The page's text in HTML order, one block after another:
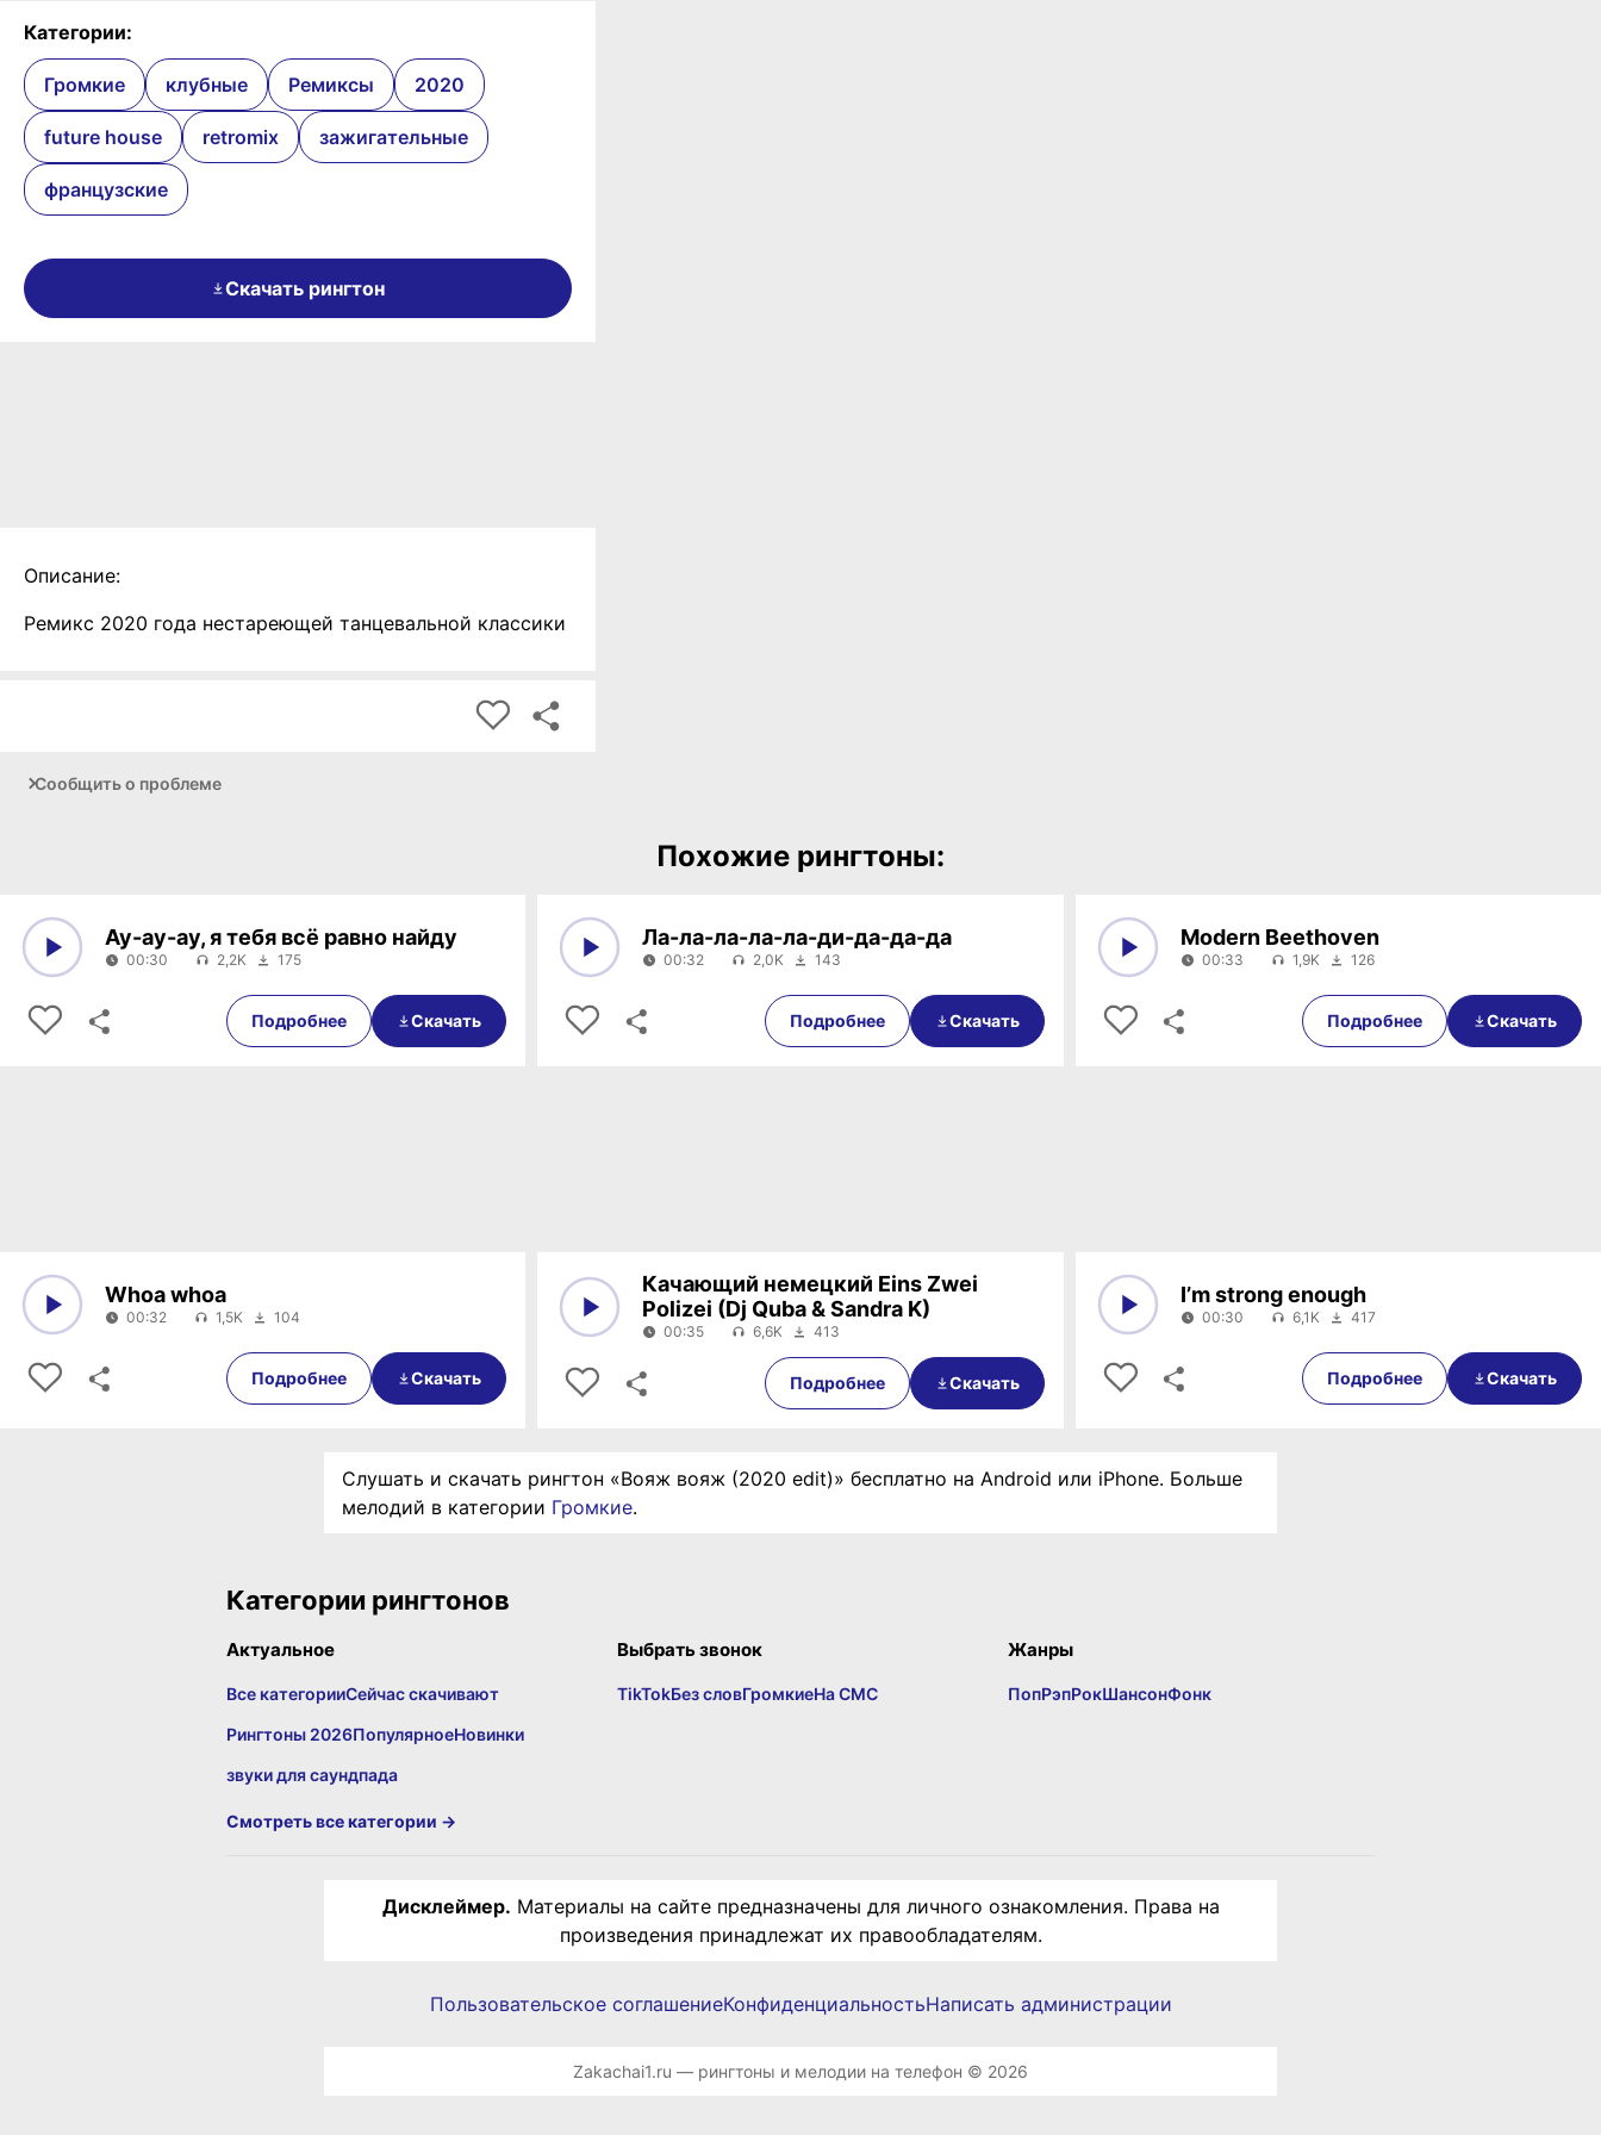
Категории:
Громкие клубные Ремиксы 2020
future house retromix зажигательные
французские
Скачать рингтон
Описание:
Ремикс 2020 года нестареющей танцевальной классики
Сообщить о проблеме
Похожие рингтоны:
00:30
Ау-ау-ау, я тебя всё равно найду
00:30 2,2K 175
Подробнее Скачать
00:32
Ла-ла-ла-ла-ла-ди-да-да-да
00:32 2,0K 143
Подробнее Скачать
00:33
Modern Beethoven
00:33 1,9K 126
Подробнее Скачать
00:32
Whoa whoa
00:32 1,5K 104
Подробнее Скачать
00:35
Качающий немецкий Eins Zwei
Polizei (Dj Quba & Sandra K)
00:35 6,6K 413
Подробнее Скачать
00:30
I’m strong enough
00:30 6,1K 417
Подробнее Скачать
Слушать и скачать рингтон «Вояж вояж (2020 edit)» бесплатно на Android или iPhone. Больше
мелодий в категории Громкие.
Категории рингтонов
Актуальное
Все категорииСейчас скачивают
Рингтоны 2026ПопулярноеНовинки
звуки для саундпада
Выбрать звонок
TikTokБез словГромкиеНа СМС
Жанры
ПопРэпРокШансонФонк
Смотреть все категории →
Дисклеймер. Материалы на сайте предназначены для личного ознакомления. Права на
произведения принадлежат их правообладателям.
Пользовательское соглашениеКонфиденциальностьНаписать администрации
Zakachai1.ru — рингтоны и мелодии на телефон © 2026